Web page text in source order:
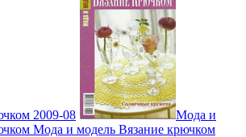
2009-08
Мода и
Мода и модель Вязание крючком